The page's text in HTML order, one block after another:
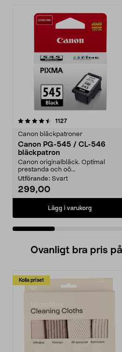
1127recensioner
Canon bläckpatroner
Canon PG-545 / CL-546
bläckpatron
Canon originalbläck. Optimal
prestanda och oö...
Utförande: Svart
299,00
Lägg i varukorg
4.5 av 5 stjärnor
Ovanligt bra pris
Kolla priset